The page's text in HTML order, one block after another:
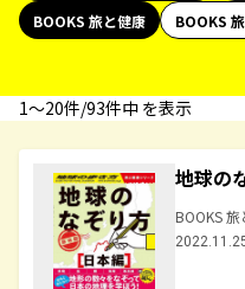
BOOKS 旅と健康
BOOKS
1〜20件/93件中 を表示
地球の
BOOKS